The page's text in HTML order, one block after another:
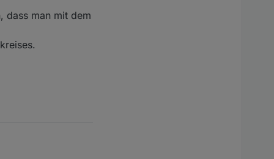
dass man mit dem